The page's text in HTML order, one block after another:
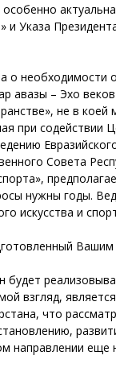
и Указа
необходимости
авазы – Эхо
не в
при содействии
Совета
нужны годы.
искусства и
будет
взгляд,
что
направлении еще